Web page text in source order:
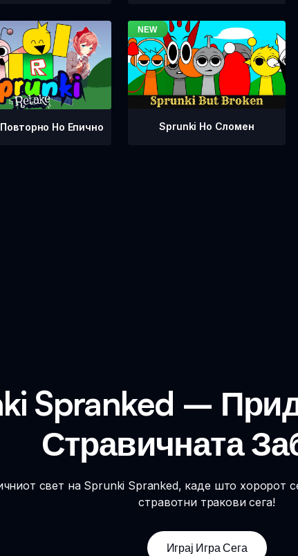
Но Епично Sprunki Но Сломен
Spranked –
Стравичната
свет на Sprunki Spranked, каде што хоророт
стравотни тракови сега!
Играј Игра Сега